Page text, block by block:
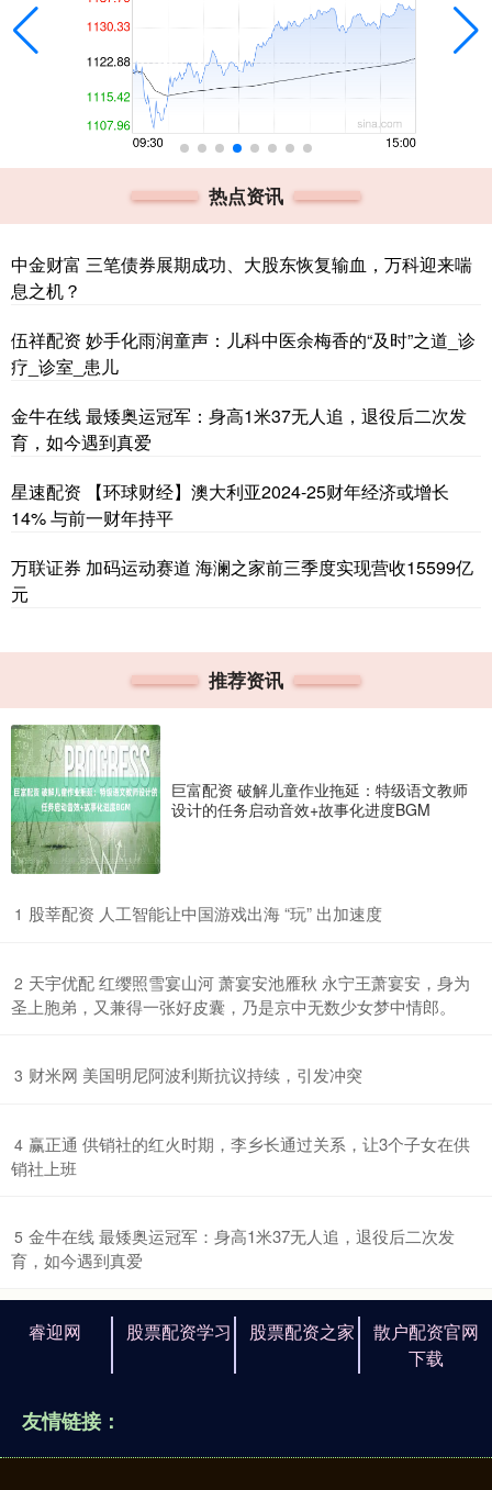
热点资讯
中金财富 三笔债券展期成功、大股东恢复输血，万科迎来喘
息之机？
伍祥配资 妙手化雨润童声：儿科中医余梅香的“及时”之道_诊
疗_诊室_患儿
金牛在线 最矮奥运冠军：身高1米37无人追，退役后二次发
育，如今遇到真爱
星速配资 【环球财经】澳大利亚2024-25财年经济或增长
14% 与前一财年持平
万联证券 加码运动赛道 海澜之家前三季度实现营收15599亿
元
推荐资讯
巨富配资 破解儿童作业拖延：特级语文教师
设计的任务启动音效+故事化进度BGM
1 ​股莘配资 人工智能让中国游戏出海 “玩” 出加速度
2 ​天宇优配 红缨照雪宴山河 萧宴安池雁秋 永宁王萧宴安，身为
圣上胞弟，又兼得一张好皮囊，乃是京中无数少女梦中情郎。
3 ​财米网 美国明尼阿波利斯抗议持续，引发冲突
4 ​赢正通 供销社的红火时期，李乡长通过关系，让3个子女在供
销社上班
5 ​金牛在线 最矮奥运冠军：身高1米37无人追，退役后二次发
育，如今遇到真爱
睿迎网 股票配资学习 股票配资之家
散户配资官网
下载
友情链接：